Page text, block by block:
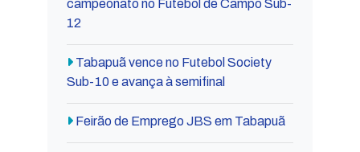
campeonato no Futebol de Campo Sub-
12
Tabapuã vence no Futebol Society
Sub-10 e avança à semifinal
Feirão de Emprego JBS em Tabapuã